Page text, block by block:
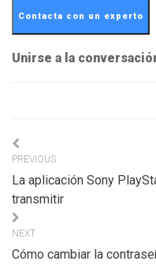
Contacta con un experto
Unirse a la
Navigation
de
l’article
PREVIOUS
La aplicación Sony
transmitir
NEXT
Cómo cambiar la